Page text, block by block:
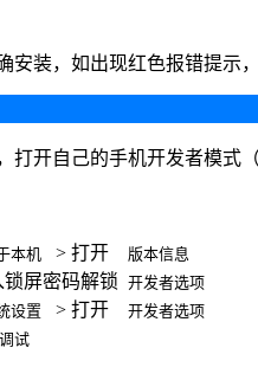
安装，如出现红色报错提示
打开自己的手机开发者模式
本机 > 打开 版本信息
屏密码解锁 开发者选项
设置 > 打开 开发者选项
试